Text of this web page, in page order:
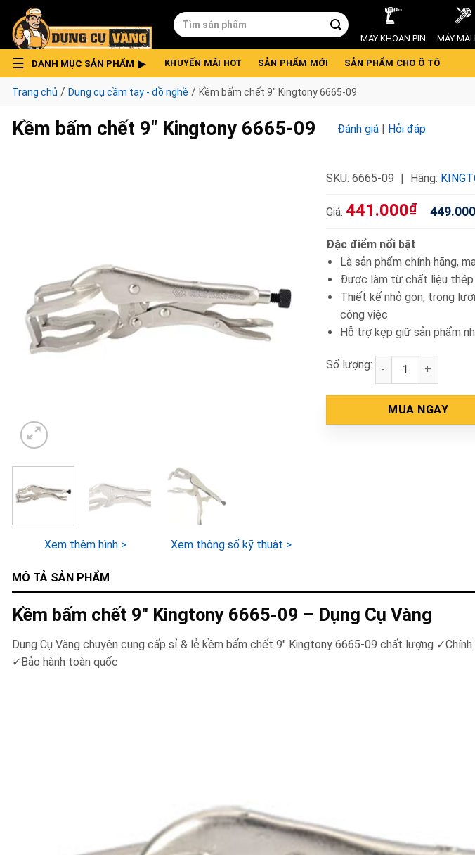
content
Tìm
kiếm:
MÁY KHOAN PIN MÁY MÀI
DANH MỤC SẢN PHẨM KHUYẾN MÃI HOT SẢN PHẨM MỚI SẢN PHẨM CHO Ô TÔ
Trang chủ / Dụng cụ cầm tay - đồ nghề / Kềm bấm chết 9″ Kingtony 6665-09
Kềm bấm chết 9″ Kingtony 6665-09 Đánh giá | Hỏi đáp
Xem thêm hình > Xem thông số kỹ thuật >
SKU: 6665-09 Hãng:
Giá: 441.000₫ 449.000
Đặc điểm nổi bật
Là sản phẩm chính hãng,
Được làm từ chất liệu thép
Thiết kế nhỏ gọn, trọng
công việc
Hỗ trợ kẹp giữ sản phẩm
Số lượng: Kềm bấm chết 9"
MUA NGAY
MÔ TẢ SẢN PHẨM
Kềm bấm chết 9″ Kingtony 6665-09 – Dụng Cụ Vàng
Dụng Cụ Vàng chuyên cung cấp sỉ & lẻ kềm bấm chết 9″ Kingtony 6665-09 chất lượng
✓Bảo hành toàn quốc